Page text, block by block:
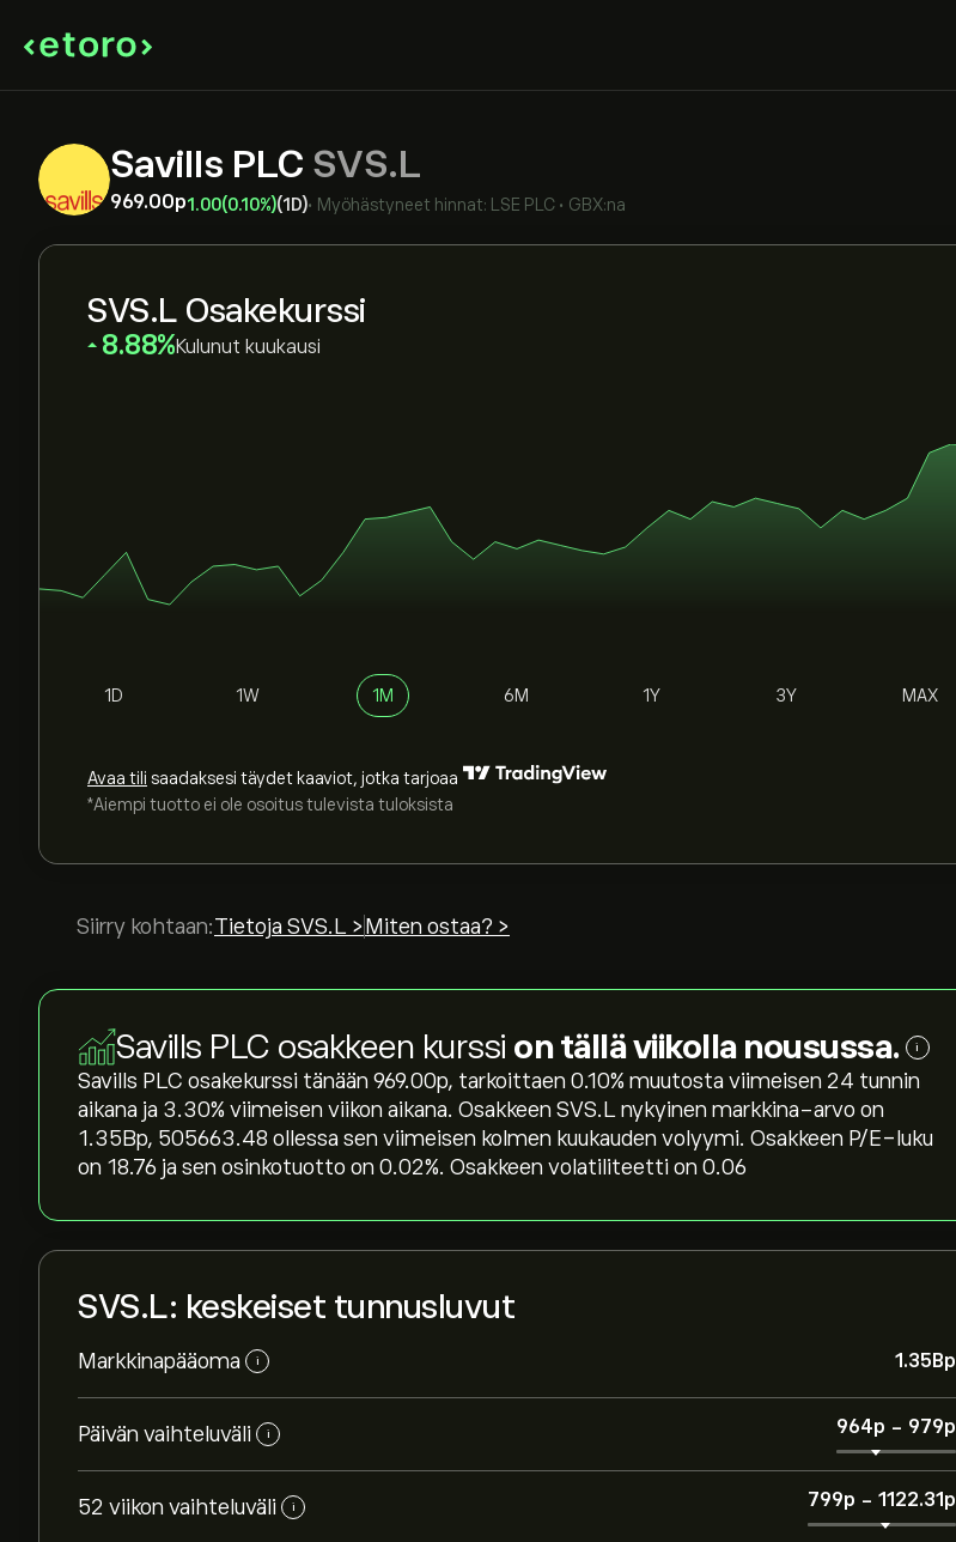
Savills PLC SVS.L
969.00‎p‎1.00(0.10%)(1D)• Myöhästyneet hinnat: LSE PLC • GBX:na
SVS.L Osakekurssi
‎8.88‎ Kulunut kuukausi
1D 1W 1M 6M 1Y 3Y MAX
Avaa tili saadaksesi täydet kaaviot, jotka tarjoaa
*Aiempi tuotto ei ole osoitus tulevista tuloksista
Siirry kohtaan:Tietoja SVS.L > Miten ostaa? >
Savills PLC osakkeen kurssi on tällä viikolla nousussa. i
Savills PLC osakekurssi tänään 969.00‎p‎, tarkoittaen ‎0.10‎% muutosta viimeisen 24 tunnin
aikana ja ‎3.30‎% viimeisen viikon aikana. Osakkeen SVS.L nykyinen markkina-arvo on
1.35B‎p‎, 505663.48 ollessa sen viimeisen kolmen kuukauden volyymi. Osakkeen P/E-luku
on 18.76 ja sen osinkotuotto on 0.02%. Osakkeen volatiliteetti on 0.06
SVS.L: keskeiset tunnusluvut
Markkinapääoma i 1.35B‎p‎
Päivän vaihteluväli i 964‎p‎ - 979‎p‎
52 viikon vaihteluväli i 799‎p‎ - 1122.31‎p‎